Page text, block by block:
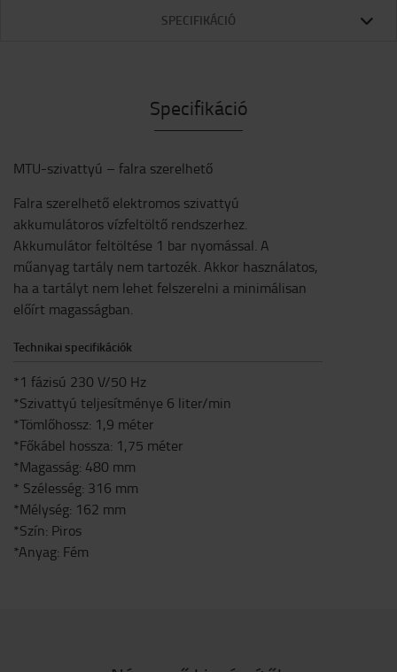
SPECIFIKÁCIÓ
Specifikáció
MTU-szivattyú – falra szerelhető
Falra szerelhető elektromos szivattyú
akkumulátoros vízfeltöltő rendszerhez.
Akkumulátor feltöltése 1 bar nyomással. A
műanyag tartály nem tartozék. Akkor használatos,
ha a tartályt nem lehet felszerelni a minimálisan
előírt magasságban.
Technikai specifikációk
*1 fázisú 230 V/50 Hz
*Szivattyú teljesítménye 6 liter/min
*Tömlőhossz: 1,9 méter
*Főkábel hossza: 1,75 méter
*Magasság: 480 mm
* Szélesség: 316 mm
*Mélység: 162 mm
*Szín: Piros
*Anyag: Fém